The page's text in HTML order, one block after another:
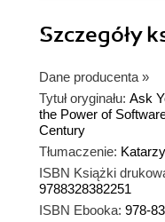
Szczegóły
Dane producenta »
Tytuł oryginału: Ask
the Power of
Century
Tłumaczenie:
ISBN Książki
9788328382251
ISBN Ebooka: 978-